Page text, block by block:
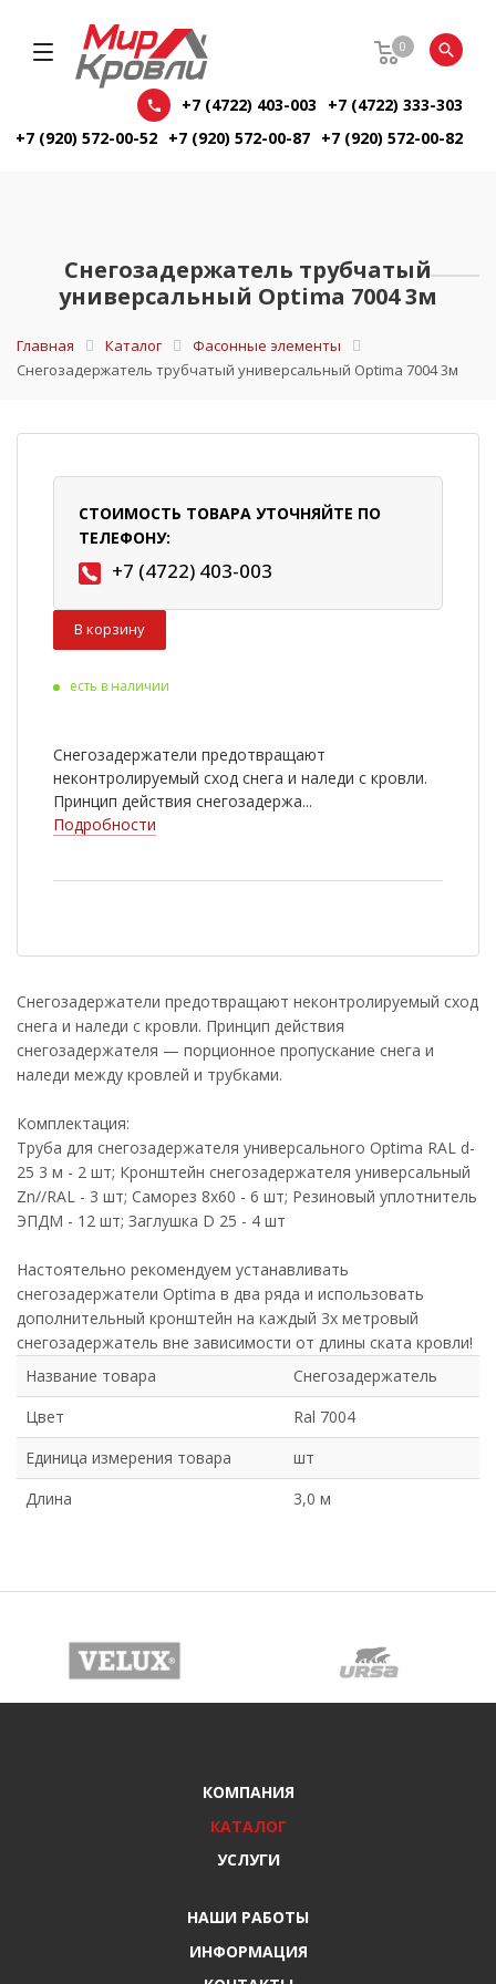
0
+7 (4722) 403-003
+7 (4722) 333-303
+7 (920) 572-00-52 +7 (920) 572-00-87 +7 (920) 572-00-82
Снегозадержатель трубчатый
универсальный Optima 7004 3м
Главная Каталог
Фасонные элементы
Снегозадержатель трубчатый универсальный Optima 7004 3м
СТОИМОСТЬ ТОВАРА УТОЧНЯЙТЕ ПО
ТЕЛЕФОНУ:
+7 (4722) 403-003
В корзину
есть в наличии
Снегозадержатели предотвращают
неконтролируемый сход снега и наледи с кровли.
Принцип действия снегозадержа...
Подробности
Снегозадержатели предотвращают неконтролируемый сход
снега и наледи с кровли. Принцип действия
снегозадержателя — порционное пропускание снега и
наледи между кровлей и трубками.
Комплектация:
Труба для снегозадержателя универсального Optima RAL d-
25 3 м - 2 шт; Кронштейн снегозадержателя универсальный
Zn//RAL - 3 шт; Саморез 8х60 - 6 шт; Резиновый уплотнитель
ЭПДМ - 12 шт; Заглушка D 25 - 4 шт
Настоятельно рекомендуем устанавливать
снегозадержатели Optima в два ряда и использовать
дополнительный кронштейн на каждый 3х метровый
снегозадержатель вне зависимости от длины ската кровли!
Название товара
Снегозадержатель
Цвет
Ral 7004
Единица измерения товара
шт
Длина
3,0 м
КОМПАНИЯ
КАТАЛОГ
УСЛУГИ
НАШИ РАБОТЫ
ИНФОРМАЦИЯ